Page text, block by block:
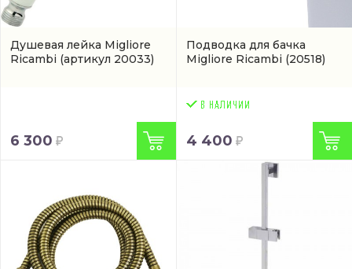
Душевая лейка Migliore
Ricambi (артикул 20033)
6 300
Подводка для бачка
Migliore Ricambi (20518)
4 400